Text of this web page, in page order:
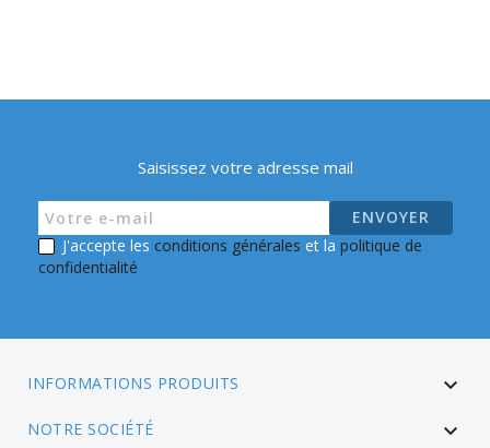
Saisissez votre adresse mail
J'accepte les conditions générales et la politique de
confidentialité
INFORMATIONS PRODUITS 
NOTRE SOCIÉTÉ 